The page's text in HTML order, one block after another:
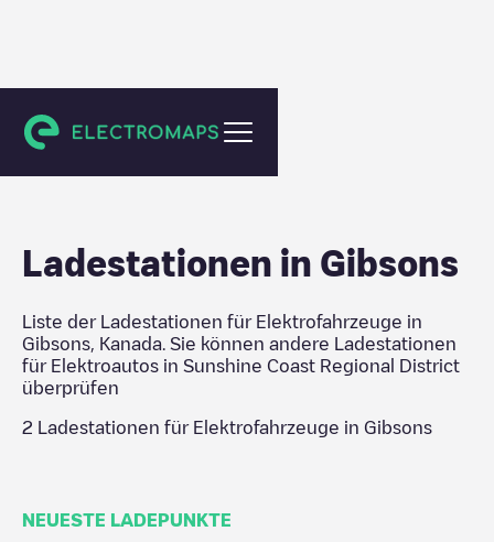
Sunshine Coast Regional District
Ladestationen in Gibsons
Liste der Ladestationen für Elektrofahrzeuge in
Gibsons
Kanada . Sie können andere Ladestationen
für Elektroautos in Sunshine Coast Regional District
überprüfen
2 Ladestationen für Elektrofahrzeuge in Gibsons
NEUESTE LADEPUNKTE